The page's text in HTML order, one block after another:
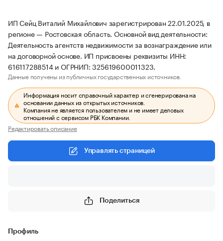
ИП Сейц Виталий Михайлович зарегистрирован 22.01.2025, в
регионе — Ростовская область. Основной вид деятельности:
Деятельность агентств недвижимости за вознаграждение или
на договорной основе. ИП присвоены реквизиты ИНН:
616117288514 и ОГРНИП: 325619600011323.
Данные получены из публичных государственных источников.
Информация носит справочный характер и сгенерирована на
основании данных из открытых источников.
Компания не является пользователем и не имеет деловых
отношений с сервисом РБК Компании.
Редактировать описание
Управлять страницей
Поделиться
Профиль